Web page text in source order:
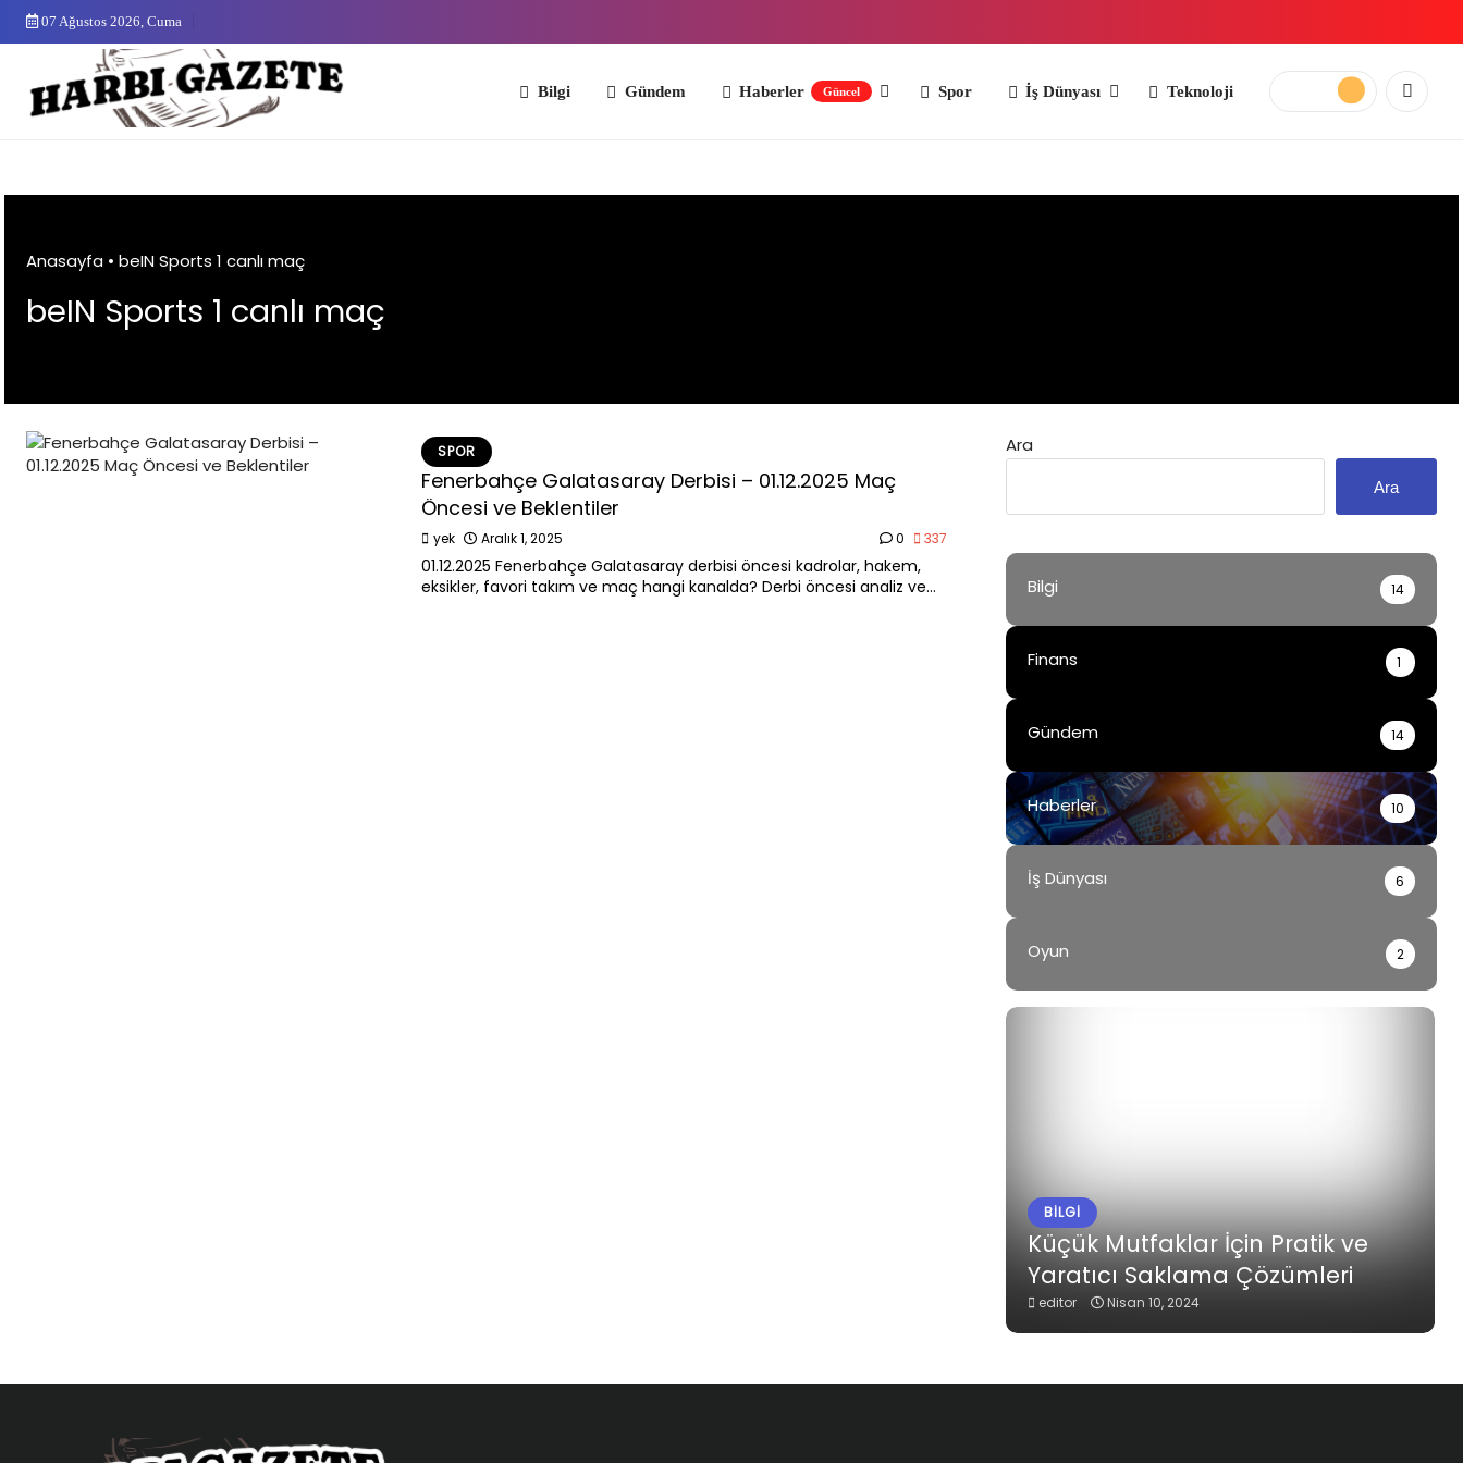
Skip
07 Ağustos 2026, Cuma
Gündem Haberler Spor İş Dünyası Teknoloji
Anasayfa • beIN Sports 1 canlı maç
beIN Sports 1 canlı maç
SPOR
Fenerbahçe Galatasaray Derbisi – 01.12.2025 Maç
Öncesi ve Beklentiler
yek Aralık 1, 2025 0 337
01.12.2025 Fenerbahçe Galatasaray derbisi öncesi kadrolar, hakem,
eksikler, favori takım ve maç hangi kanalda? Derbi öncesi analiz ve
Ara
Ara
Bilgi 14
Finans 1
Gündem 14
Haberler 10
İş Dünyası 6
Oyun 2
BILGI
Küçük Mutfaklar İçin Pratik ve
Yaratıcı Saklama Çözümleri
editor Nisan 10, 2024